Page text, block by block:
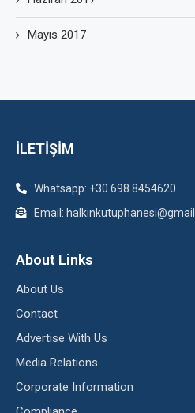
Mayıs 2017
İLETİŞİM
Whatsapp: +30 698 8454620
Email:
About Links
About Us
Contact
Advertise With Us
Media Relations
Corporate Information